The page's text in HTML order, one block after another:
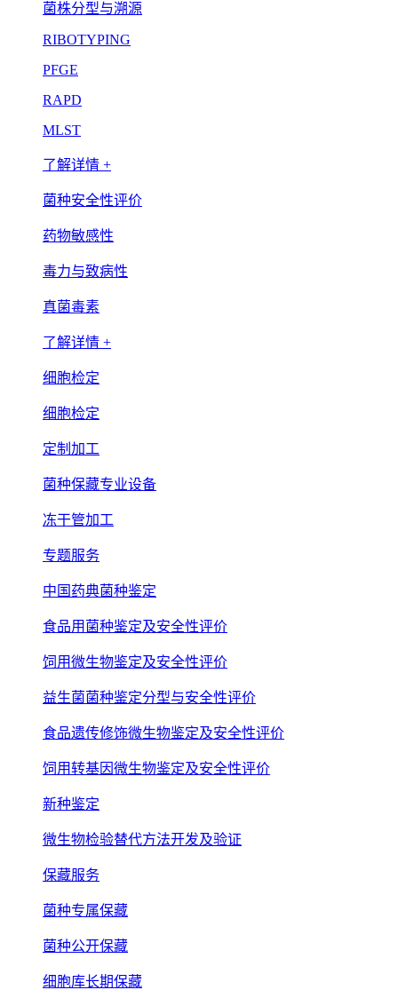
菌株分型与溯源
RIBOTYPING
PFGE
RAPD
MLST
了解详情 +
菌种安全性评价
药物敏感性
毒力与致病性
真菌毒素
了解详情 +
细胞检定
细胞检定
定制加工
菌种保藏专业设备
冻干管加工
专题服务
中国药典菌种鉴定
食品用菌种鉴定及安全性评价
饲用微生物鉴定及安全性评价
益生菌菌种鉴定分型与安全性评价
食品遗传修饰微生物鉴定及安全性评价
饲用转基因微生物鉴定及安全性评价
新种鉴定
微生物检验替代方法开发及验证
保藏服务
菌种专属保藏
菌种公开保藏
细胞库长期保藏